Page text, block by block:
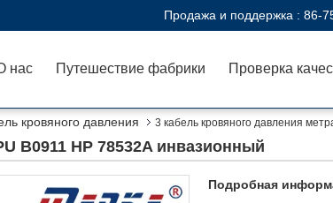
Продажа и поддержка : 86-
нас Путешествие фабрики Проверка
кровяного давления 3 кабель кровяного давления
B0911 HP 78532A инвазионный
Подробная